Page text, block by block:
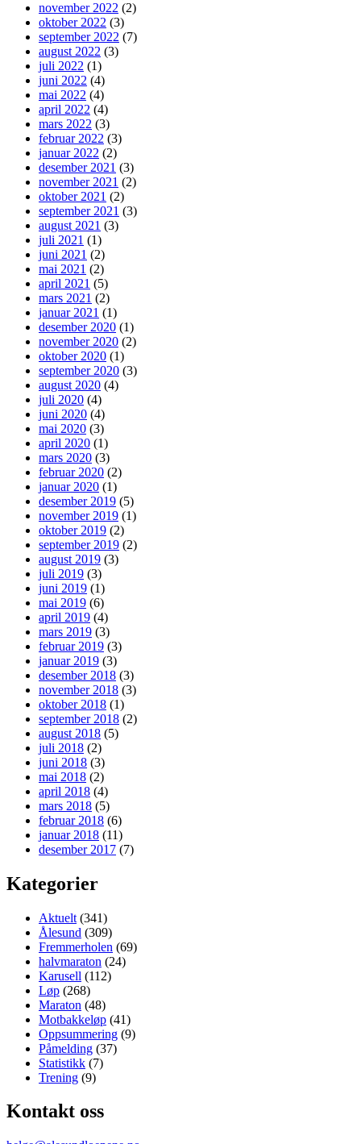
november 2022 (2)
oktober 2022 (3)
september 2022 (7)
august 2022 (3)
juli 2022 (1)
juni 2022 (4)
mai 2022 (4)
april 2022 (4)
mars 2022 (3)
februar 2022 (3)
januar 2022 (2)
desember 2021 (3)
november 2021 (2)
oktober 2021 (2)
september 2021 (3)
august 2021 (3)
juli 2021 (1)
juni 2021 (2)
mai 2021 (2)
april 2021 (5)
mars 2021 (2)
januar 2021 (1)
desember 2020 (1)
november 2020 (2)
oktober 2020 (1)
september 2020 (3)
august 2020 (4)
juli 2020 (4)
juni 2020 (4)
mai 2020 (3)
april 2020 (1)
mars 2020 (3)
februar 2020 (2)
januar 2020 (1)
desember 2019 (5)
november 2019 (1)
oktober 2019 (2)
september 2019 (2)
august 2019 (3)
juli 2019 (3)
juni 2019 (1)
mai 2019 (6)
april 2019 (4)
mars 2019 (3)
februar 2019 (3)
januar 2019 (3)
desember 2018 (3)
november 2018 (3)
oktober 2018 (1)
september 2018 (2)
august 2018 (5)
juli 2018 (2)
juni 2018 (3)
mai 2018 (2)
april 2018 (4)
mars 2018 (5)
februar 2018 (6)
januar 2018 (11)
desember 2017 (7)
Kategorier
Aktuelt (341)
Ålesund (309)
Fremmerholen (69)
halvmaraton (24)
Karusell (112)
Løp (268)
Maraton (48)
Motbakkeløp (41)
Oppsummering (9)
Påmelding (37)
Statistikk (7)
Trening (9)
Kontakt oss